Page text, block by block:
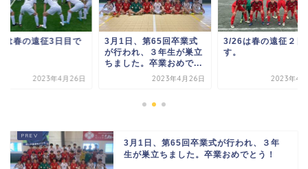
は春の遠征3日目で
2023年4月26日
3月1日、第65回卒業式
が行われ、３年生が巣立
ちました。卒業おめで...
2023年4月26日
3/26は春の遠征２日
す。
2023年4
3月1日、第65回卒業式が行われ、３年
生が巣立ちました。卒業おめでとう！